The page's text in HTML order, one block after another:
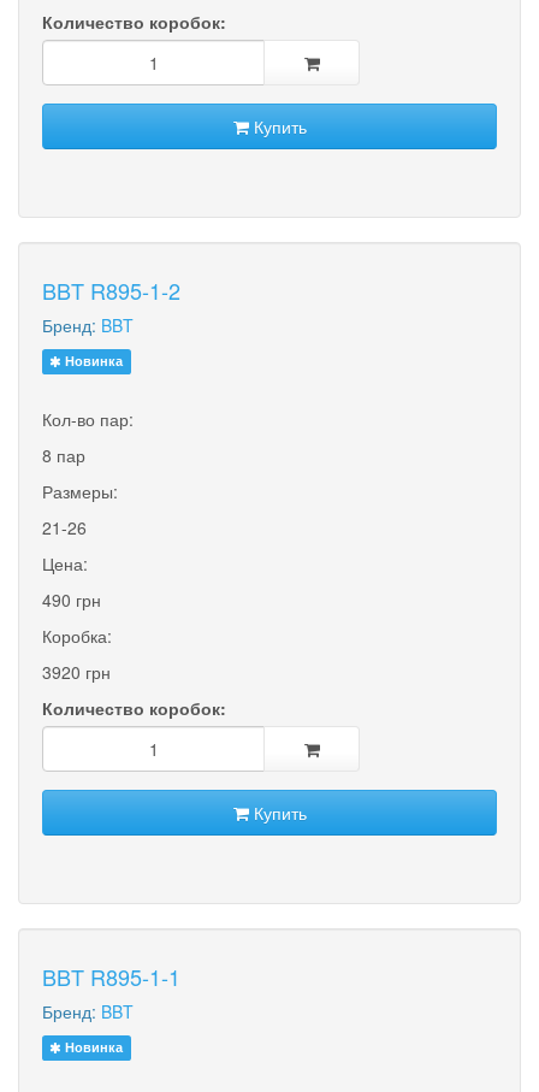
Количество коробок:
Купить
BBT R895-1-2
Бренд: BBT
Новинка
Кол-во пар:
8 пар
Размеры:
21-26
Цена:
490 грн
Коробка:
3920 грн
Количество коробок:
Купить
BBT R895-1-1
Бренд: BBT
Новинка